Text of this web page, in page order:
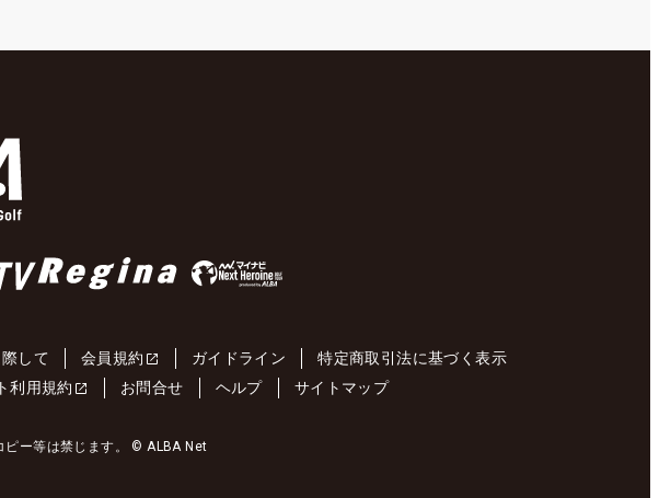
して 会員規約 ガイドライン
特定商取引法に基づく表示
利用規約 お問合せ ヘルプ サイトマップ
ピー等は禁じます。 © ALBA Net